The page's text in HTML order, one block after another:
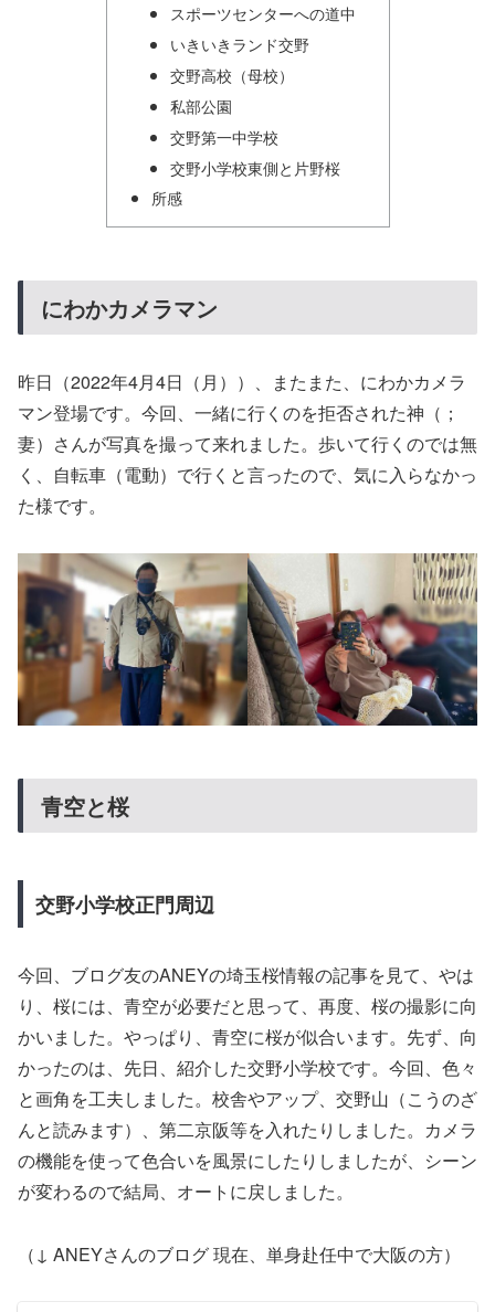
スポーツセンターへの道中
いきいきランド交野
交野高校（母校）
私部公園
交野第一中学校
交野小学校東側と片野桜
所感
にわかカメラマン
昨日（2022年4月4日（月））、またまた、にわかカメラ
マン登場です。今回、一緒に行くのを拒否された神（；
妻）さんが写真を撮って来れました。歩いて行くのでは無
く、自転車（電動）で行くと言ったので、気に入らなかっ
た様です。
青空と桜
交野小学校正門周辺
今回、ブログ友のANEYの埼玉桜情報の記事を見て、やは
り、桜には、青空が必要だと思って、再度、桜の撮影に向
かいました。やっぱり、青空に桜が似合います。先ず、向
かったのは、先日、紹介した交野小学校です。今回、色々
と画角を工夫しました。校舎やアップ、交野山（こうのざ
んと読みます）、第二京阪等を入れたりしました。カメラ
の機能を使って色合いを風景にしたりしましたが、シーン
が変わるので結局、オートに戻しました。
（↓ ANEYさんのブログ 現在、単身赴任中で大阪の方）